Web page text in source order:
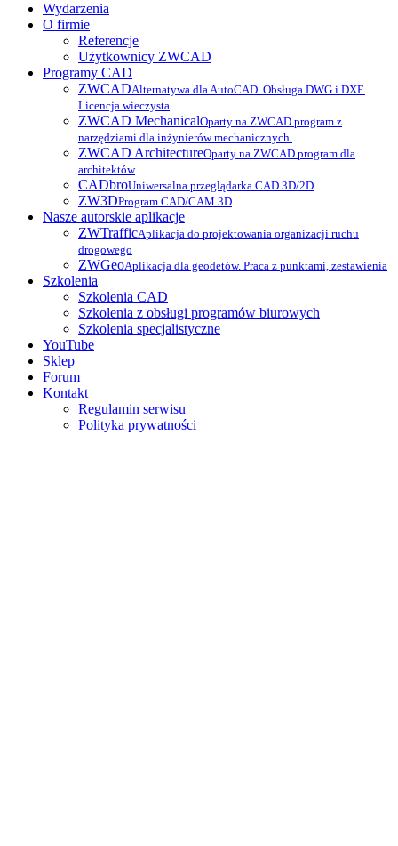
Wydarzenia
O firmie
Referencje
Użytkownicy ZWCAD
Programy CAD
ZWCADAlternatywa dla AutoCAD. Obsługa DWG i DXF.
Licencja wieczysta
ZWCAD MechanicalOparty na ZWCAD program z
narzędziami dla inżynierów mechanicznych.
ZWCAD ArchitectureOparty na ZWCAD program dla
architektów
CADbroUniwersalna przeglądarka CAD 3D/2D
ZW3DProgram CAD/CAM 3D
Nasze autorskie aplikacje
ZWTrafficAplikacja do projektowania organizacji ruchu
drogowego
ZWGeoAplikacja dla geodetów. Praca z punktami, zestawienia
Szkolenia
Szkolenia CAD
Szkolenia z obsługi programów biurowych
Szkolenia specjalistyczne
YouTube
Sklep
Forum
Kontakt
Regulamin serwisu
Polityka prywatności